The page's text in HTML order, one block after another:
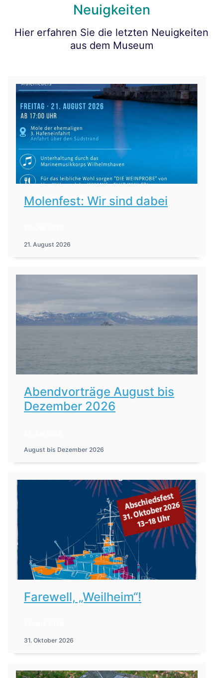
Neuigkeiten
Hier erfahren Sie die letzten Neuigkeiten
aus dem Museum
Molenfest: Wir sind dabei
21. August 2026
Abendvorträge August bis
Dezember 2026
August bis Dezember 2026
Farewell, „Weilheim“!
31. Oktober 2026